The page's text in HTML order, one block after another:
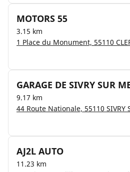
MOTORS 55
3.15 km
1 Place du Monument, 55110
GARAGE DE SIVRY SUR
9.17 km
44 Route Nationale, 55110 SIVRY
AJ2L AUTO
11.23 km